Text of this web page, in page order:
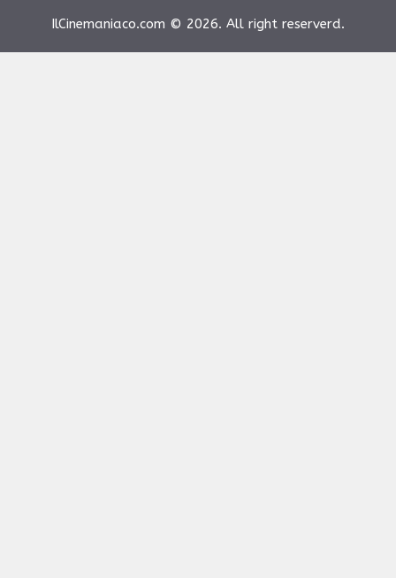
IlCinemaniaco.com © 2026. All right reserverd.